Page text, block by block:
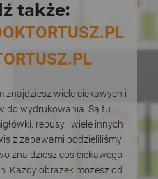
także:
znajdziesz wiele ciekawych i
do wydrukowania. Są tu
rebusy i wiele innych
z zabawami podzieliliśmy
znajdziesz coś ciekawego
Każdy obrazek możesz od